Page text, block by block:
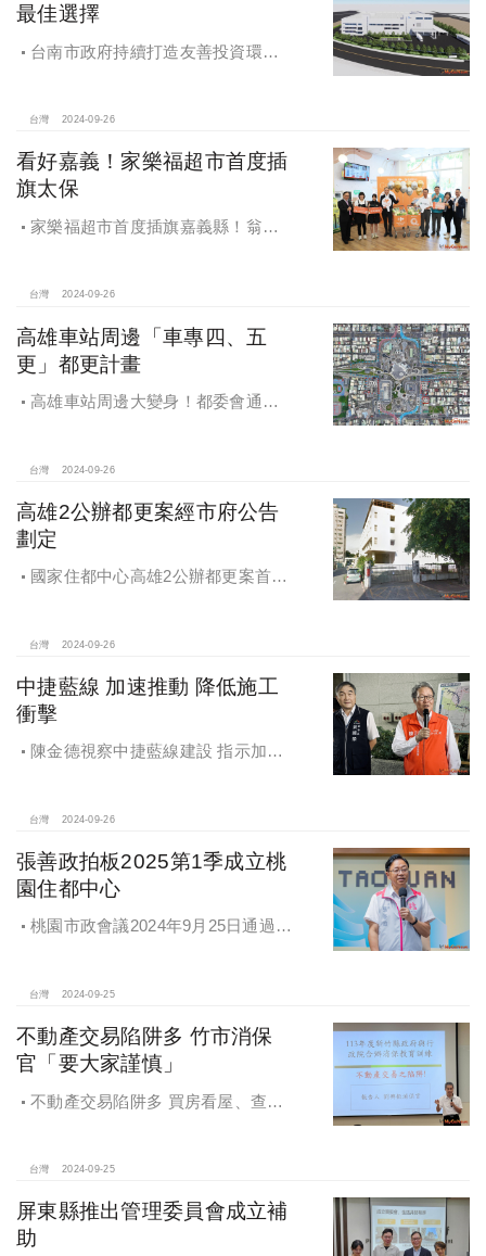
最佳選擇
台南市政府持續打造友善投資環
超過5萬個就業機會
台灣 2024-09-26
看好嘉義！家樂福超市首度插
旗太保
家樂福超市首度插旗嘉義縣！翁章
台灣 2024-09-26
高雄車站周邊「車專四、五
更」都更計畫
高雄車站周邊大變身！都委會通過
台灣 2024-09-26
高雄2公辦都更案經市府公告
劃定
國家住都中心高雄2公辦都更案首度
台灣 2024-09-26
中捷藍線 加速推動 降低施工
衝擊
陳金德視察中捷藍線建設 指示加速
台灣 2024-09-26
張善政拍板2025第1季成立桃
園住都中心
桃園市政會議2024年9月25日通過
住都中心
台灣 2024-09-25
不動產交易陷阱多 竹市消保
官「要大家謹慎」
不動產交易陷阱多 買房看屋、查
台灣 2024-09-25
屏東縣推出管理委員會成立補
助